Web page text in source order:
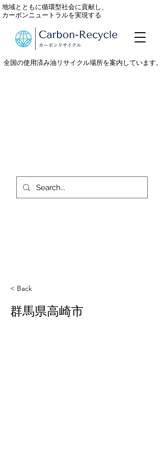
全国の使用済み油リサイクル場所を案内しています。
地域とともに循環型社会に貢献し、
カーボンニュートラルを実現する
< Back
群馬県高崎市